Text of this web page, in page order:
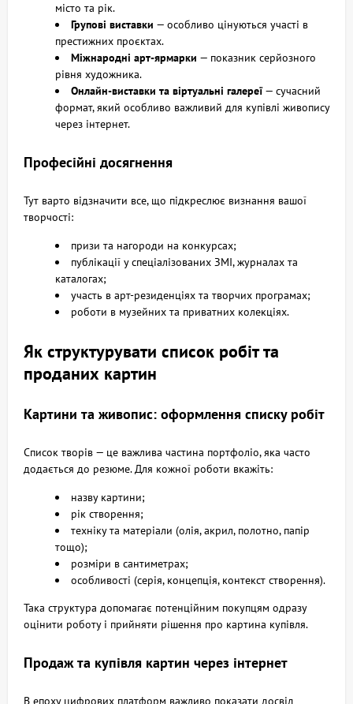
місто та рік.
Групові виставки — особливо цінуються участі в
престижних проєктах.
Міжнародні арт-ярмарки — показник серйозного
рівня художника.
Онлайн-виставки та віртуальні галереї — сучасний
формат, який особливо важливий для купівлі живопису
через інтернет.
Професійні досягнення
Тут варто відзначити все, що підкреслює визнання вашої
творчості:
призи та нагороди на конкурсах;
публікації у спеціалізованих ЗМІ, журналах та
каталогах;
участь в арт-резиденціях та творчих програмах;
роботи в музейних та приватних колекціях.
Як структурувати список робіт та
проданих картин
Картини та живопис: оформлення списку робіт
Список творів — це важлива частина портфоліо, яка часто
додається до резюме. Для кожної роботи вкажіть:
назву картини;
рік створення;
техніку та матеріали (олія, акрил, полотно, папір
тощо);
розміри в сантиметрах;
особливості (серія, концепція, контекст створення).
Така структура допомагає потенційним покупцям одразу
оцінити роботу і прийняти рішення про картина купівля.
Продаж та купівля картин через інтернет